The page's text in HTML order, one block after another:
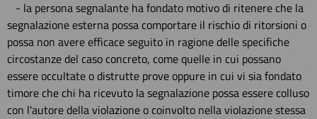
- la persona segnalante ha fondato motivo di ritenere che la
segnalazione esterna possa comportare il rischio di ritorsioni o
possa non avere efficace seguito in ragione delle specifiche
circostanze del caso concreto, come quelle in cui possano
essere occultate o distrutte prove oppure in cui vi sia fondato
timore che chi ha ricevuto la segnalazione possa essere colluso
con l'autore della violazione o coinvolto nella violazione stessa